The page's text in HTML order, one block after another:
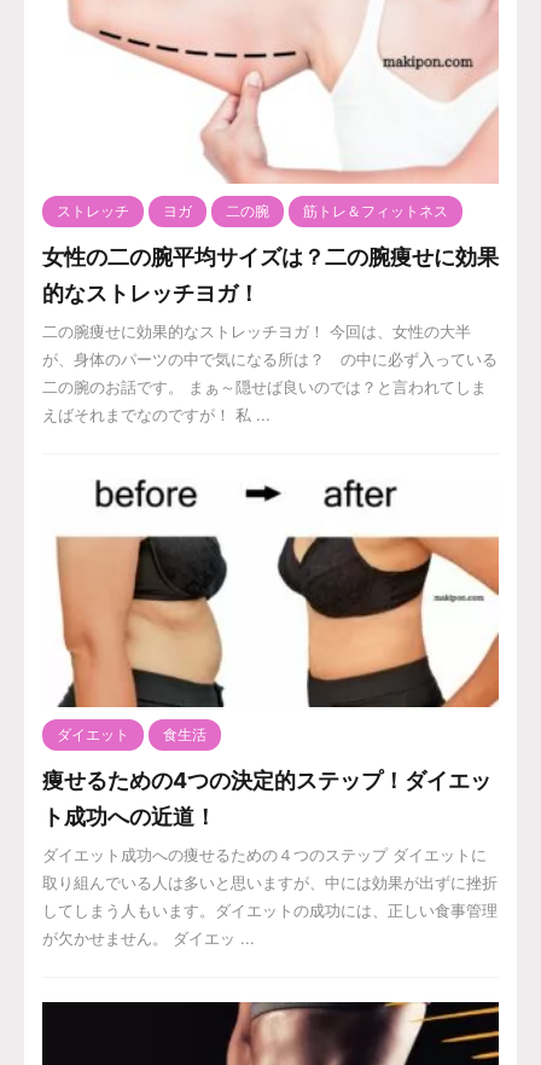
ストレッチ ヨガ 二の腕 筋トレ＆フィットネス
女性の二の腕平均サイズは？二の腕痩せに効果
的なストレッチヨガ！
二の腕痩せに効果的なストレッチヨガ！ 今回は、女性の大半
が、身体のパーツの中で気になる所は？ の中に必ず入っている
二の腕のお話です。 まぁ～隠せば良いのでは？と言われてしま
えばそれまでなのですが！ 私 ...
ダイエット 食生活
痩せるための4つの決定的ステップ！ダイエッ
ト成功への近道！
ダイエット成功への痩せるための４つのステップ ダイエットに
取り組んでいる人は多いと思いますが、中には効果が出ずに挫折
してしまう人もいます。ダイエットの成功には、正しい食事管理
が欠かせません。 ダイエッ ...